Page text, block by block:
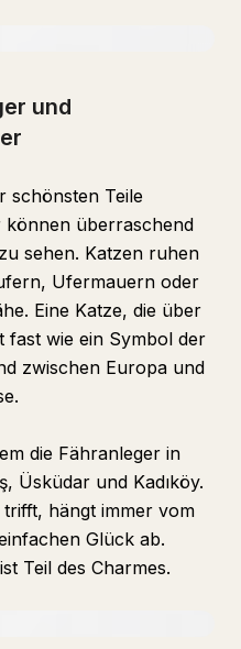
und
schönsten Teile
können überraschend
sehen. Katzen ruhen
Ufermauern oder
Eine Katze, die über
wie ein Symbol der
zwischen Europa und
die Fähranleger in
Üsküdar und Kadıköy.
hängt immer vom
Glück ab.
Teil des Charmes.